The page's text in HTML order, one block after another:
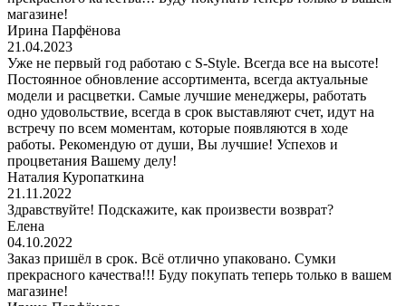
магазине!
Ирина Парфёнова
21.04.2023
Уже не первый год работаю с S-Style. Всегда все на высоте!
Постоянное обновление ассортимента, всегда актуальные
модели и расцветки. Самые лучшие менеджеры, работать
одно удовольствие, всегда в срок выставляют счет, идут на
встречу по всем моментам, которые появляются в ходе
работы. Рекомендую от души, Вы лучшие! Успехов и
процветания Вашему делу!
Наталия Куропаткина
21.11.2022
Здравствуйте! Подскажите, как произвести возврат?
Елена
04.10.2022
Заказ пришёл в срок. Всё отлично упаковано. Сумки
прекрасного качества!!! Буду покупать теперь только в вашем
магазине!